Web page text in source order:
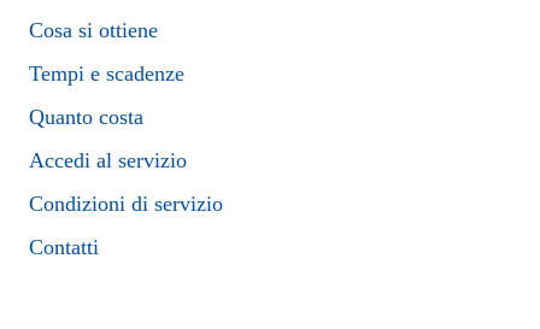
Cosa si ottiene
Tempi e scadenze
Quanto costa
Accedi al servizio
Condizioni di servizio
Contatti